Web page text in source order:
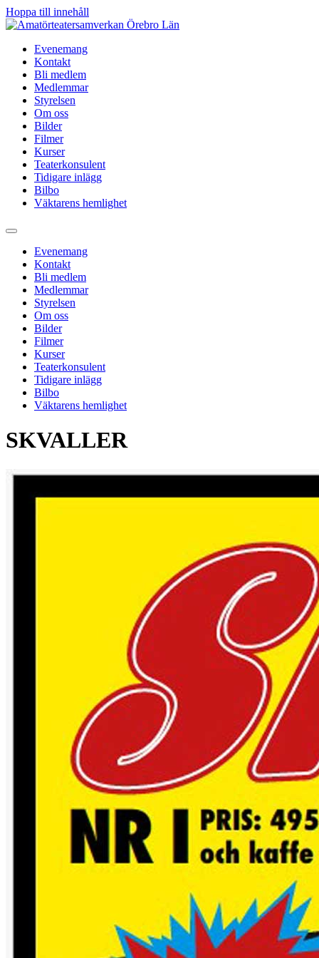
Hoppa till innehåll
Evenemang
Kontakt
Bli medlem
Medlemmar
Styrelsen
Om oss
Bilder
Filmer
Kurser
Teaterkonsulent
Tidigare inlägg
Bilbo
Väktarens hemlighet
Evenemang
Kontakt
Bli medlem
Medlemmar
Styrelsen
Om oss
Bilder
Filmer
Kurser
Teaterkonsulent
Tidigare inlägg
Bilbo
Väktarens hemlighet
SKVALLER